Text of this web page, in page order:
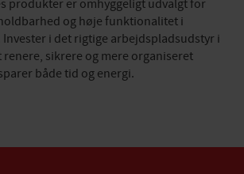
produkter er omhyggeligt udvalgt for
og høje funktionalitet i
i det rigtige arbejdspladsudstyr i
renere, sikrere og mere organiseret
både tid og energi.